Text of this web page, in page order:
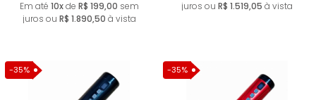
Em até 10xde R$ 199,00 sem
juros ou R$ 1.890,50 à vista
juros ou R$ 1.519,05 à vista
-35% -35%